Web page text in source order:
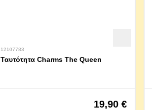
12107783
Ταυτότητα Charms The Queen
19,90 €